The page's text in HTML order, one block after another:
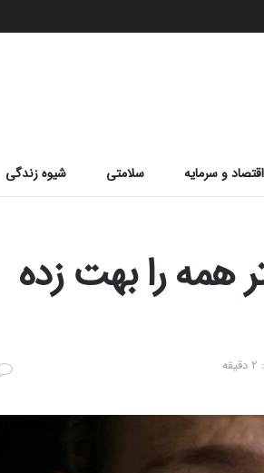
اقتصاد و سرمایه سلامتی شیوه زندگی
همه را بهت زده